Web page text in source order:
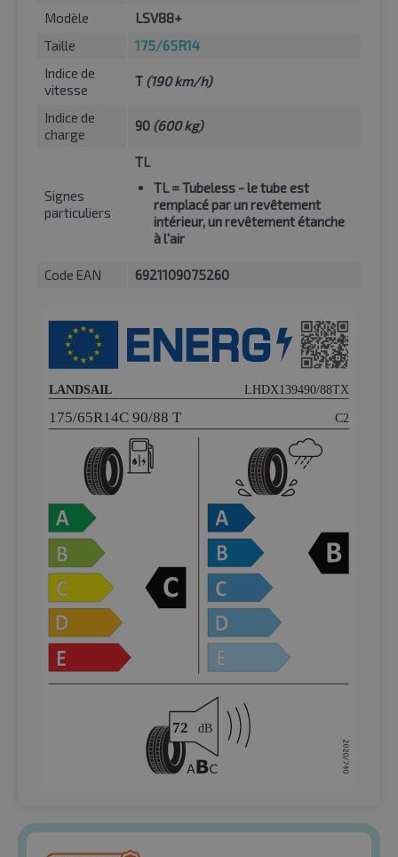
Modèle
LSV88+
Taille
175/65R14
Indice de
vitesse
T (190 km/h)
Indice de
charge
90 (600 kg)
Signes
particuliers
TL
TL= Tubeless - le tube est
remplacé par un revêtement
intérieur, un revêtement étanche
à l'air
Code EAN 6921109075260